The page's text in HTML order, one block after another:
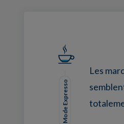
Mode Expresso
Les